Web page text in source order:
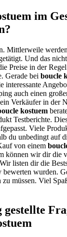
im
Mittlerweile
Und das
Preise in der
Gerade bei boucle
interessante
auch einen
Verkäufer in der
kostuem
Testberichte.
Viele
du unbedingt auf
von einem
können wir dir die
listen dir die
wurden.
zu müssen. Viel